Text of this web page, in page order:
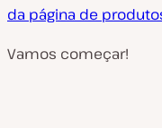
da página de
Vamos começar!